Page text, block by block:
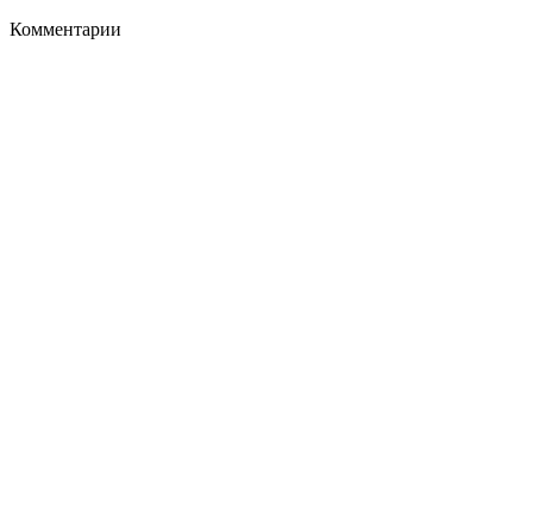
Комментарии